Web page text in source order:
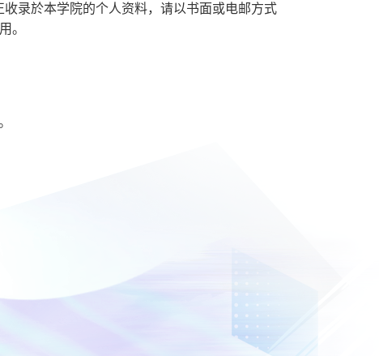
录於本学院的个人资料，请以书面或电邮方式
。